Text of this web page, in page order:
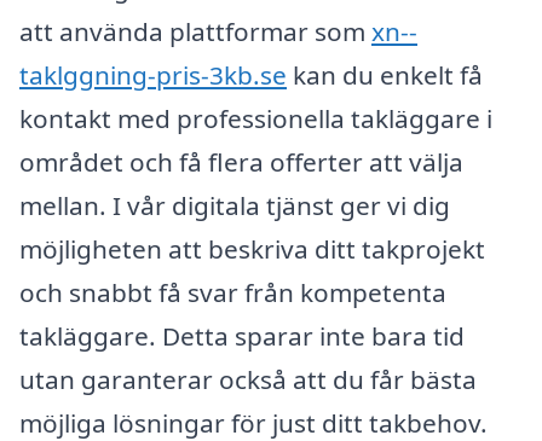
att använda plattformar som xn--
taklggning-pris-3kb.se kan du enkelt få
kontakt med professionella takläggare i
området och få flera offerter att välja
mellan. I vår digitala tjänst ger vi dig
möjligheten att beskriva ditt takprojekt
och snabbt få svar från kompetenta
takläggare. Detta sparar inte bara tid
utan garanterar också att du får bästa
möjliga lösningar för just ditt takbehov.